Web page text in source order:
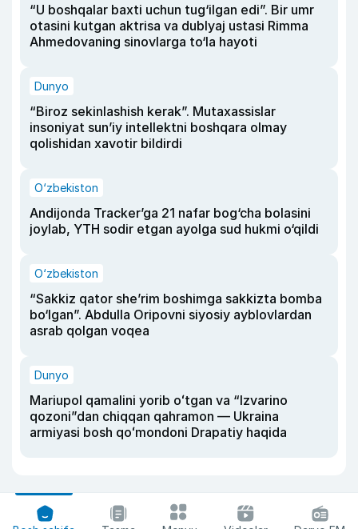
“U boshqalar baxti uchun tug‘ilgan edi”. Bir umr
otasini kutgan aktrisa va dublyaj ustasi Rimma
Ahmedovaning sinovlarga to‘la hayoti
Dunyo
“Biroz sekinlashish kerak”. Mutaxassislar
insoniyat sun’iy intellektni boshqara olmay
qolishidan xavotir bildirdi
O‘zbekiston
Andijonda Tracker’ga 21 nafar bog‘cha bolasini
joylab, YTH sodir etgan ayolga sud hukmi o‘qildi
O‘zbekiston
“Sakkiz qator she’rim boshimga sakkizta bomba
bo‘lgan”. Abdulla Oripovni siyosiy ayblovlardan
asrab qolgan voqea
Dunyo
Mariupol qamalini yorib oʻtgan va “Izvarino
qozoni”dan chiqqan qahramon — Ukraina
armiyasi bosh qoʻmondoni Drapatiy haqida